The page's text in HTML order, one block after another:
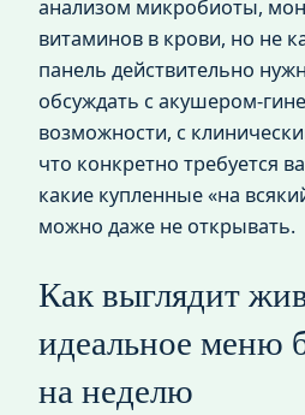
анализом микробиоты,
витаминов в крови, но не
панель действительно
обсуждать с
возможности, с
что конкретно требуется
какие купленные «на
можно даже не открывать.
Как выглядит
идеальное меню
на неделю